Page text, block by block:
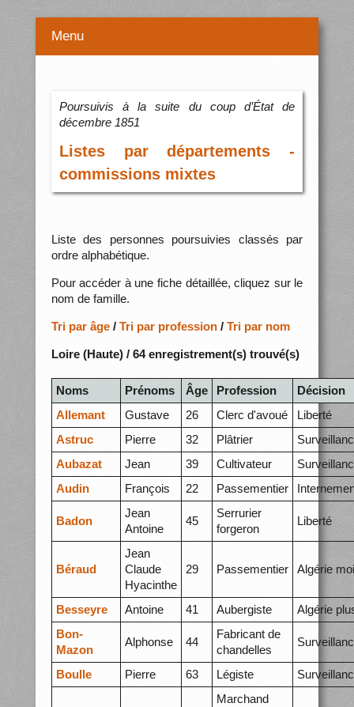
Menu
Poursuivis à la suite du coup d’État de
décembre 1851
Listes par départements -
commissions mixtes
Liste des personnes poursuivies classés par
ordre alphabétique.
Pour accéder à une fiche détaillée, cliquez sur le
nom de famille.
Tri par âge/ Tri par profession/ Tri par nom
Loire (Haute) / 64 enregistrement(s) trouvé(s)
Noms Prénoms Âge Profession
Décision
Allemant
Gustave 26 Clerc d'avoué
Liberté
Astruc
Pierre 32 Plâtrier
Aubazat
Jean 39 Cultivateur
Audin
François 22 Passementier
Badon
Jean
Antoine
45
Serrurier
forgeron
Liberté
Béraud
Jean
Claude
Hyacinthe
29 Passementier Algérie
Besseyre Antoine 41 Aubergiste
Algérie
Bon-
Mazon
Alphonse 44
Fabricant de
chandelles
Boulle Pierre 63 Légiste
Marchand